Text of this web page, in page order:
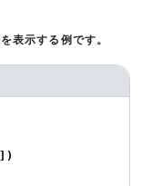
表示する例です。